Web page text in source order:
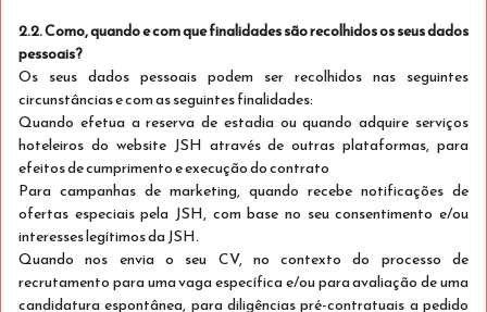
Não reembolsável € 169
Selecionar
Melhor Oferta
2.2. Como, quando e com que finalidades são recolhidos os seus dados
pessoais?
Os seus dados pessoais podem ser recolhidos nas seguintes
circunstâncias e com as seguintes finalidades:
Quando efetua a reserva de estadia ou quando adquire serviços
hoteleiros do website JSH através de outras plataformas, para
efeitos de cumprimento e execução do contrato
Para campanhas de marketing, quando recebe notificações de
ofertas especiais pela JSH, com base no seu consentimento e/ou
interesses legítimos da JSH.
Quando nos envia o seu CV, no contexto do processo de
recrutamento para uma vaga específica e/ou para avaliação de uma
candidatura espontânea, para diligências pré-contratuais a pedido